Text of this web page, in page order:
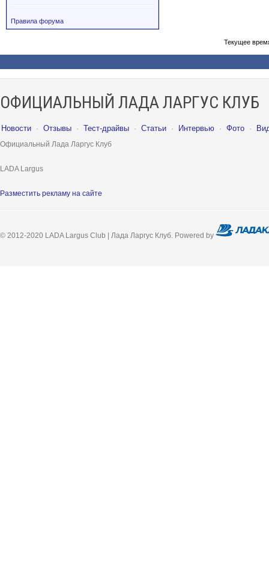
Правила форума
Текущее
ОФИЦИАЛЬНЫЙ ЛАДА ЛАРГУС КЛУБ
Новости · Отзывы · Тест-драйвы · Статьи · Интервью · Фото ·
Официальный Лада Ларгус Клуб
LADA Largus
Разместить рекламу на сайте
© 2012-2020 LADA Largus Club | Лада Ларгус Клуб. Powered by